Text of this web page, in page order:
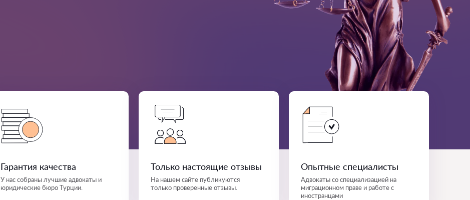
Гарантия качества
У нас собраны лучшие адвокаты и
юридические бюро Турции.
Только настоящие отзывы
На нашем сайте публикуются
только проверенные отзывы.
Опытные специалисты
Адвокаты со специализацией на
миграционном праве и работе с
иностранцами